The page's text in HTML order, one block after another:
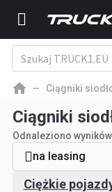
Ciągniki
Ciągniki
Odnaleziono
na leasing
Ciężkie